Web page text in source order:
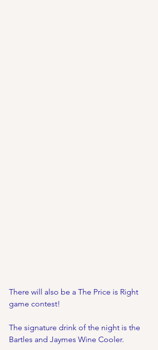
There will also be a The Price is Right
game contest!
The signature drink of the night is the
Bartles and Jaymes Wine Cooler.